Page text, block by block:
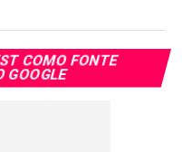
COMO FONTE
GOOGLE